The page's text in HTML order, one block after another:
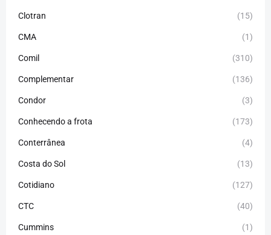
Clotran (15)
CMA (1)
Comil (310)
Complementar (136)
Condor (3)
Conhecendo a frota (173)
Conterrânea (4)
Costa do Sol (13)
Cotidiano (127)
CTC (40)
Cummins (1)